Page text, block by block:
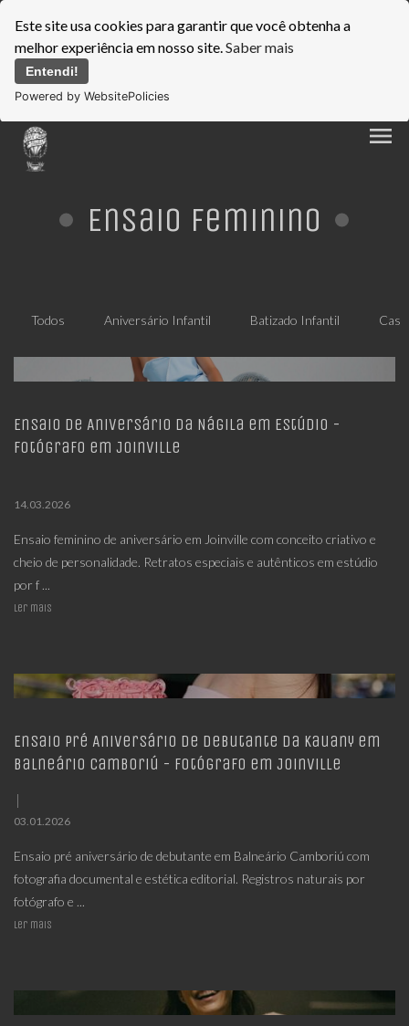
Este site usa cookies para garantir que você obtenha a
melhor experiência em nosso site.Saber mais
Entendi!
Powered by WebsitePolicies
menu
Ensaio Feminino
Todos Aniversário Infantil Batizado Infantil
Ensaio de Aniversário da Nágila em Estúdio -
Fotógrafo em Joinville
14.03.2026
Ensaio feminino de aniversário em Joinville com conceito criativo e
cheio de personalidade. Retratos especiais e autênticos em estúdio
por f ...
Ler mais
Ensaio Pré Aniversário de Debutante da Kauany em
Balneário Camboriú - Fotógrafo em Joinville
03.01.2026
Ensaio pré aniversário de debutante em Balneário Camboriú com
fotografia documental e estética editorial. Registros naturais por
fotógrafo e ...
Ler mais